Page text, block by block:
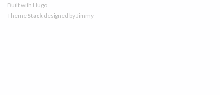
Built with Hugo
Theme Stack designed by Jimmy